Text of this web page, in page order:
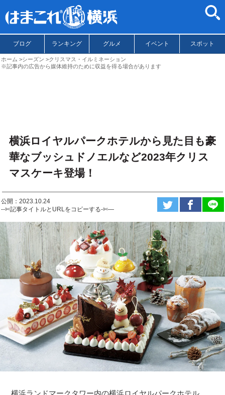
ブログ ランキング グルメ イベント スポット
ホーム シーズン
クリスマス・イルミネーション
※記事内の広告から媒体維持のために収益を得る場合があります
横浜ロイヤルパークホテルから見た目も豪
華なブッシュドノエルなど2023年クリス
マスケーキ登場！
公開：2023.10.24
--✄記事タイトルとURLをコピーする-✄—